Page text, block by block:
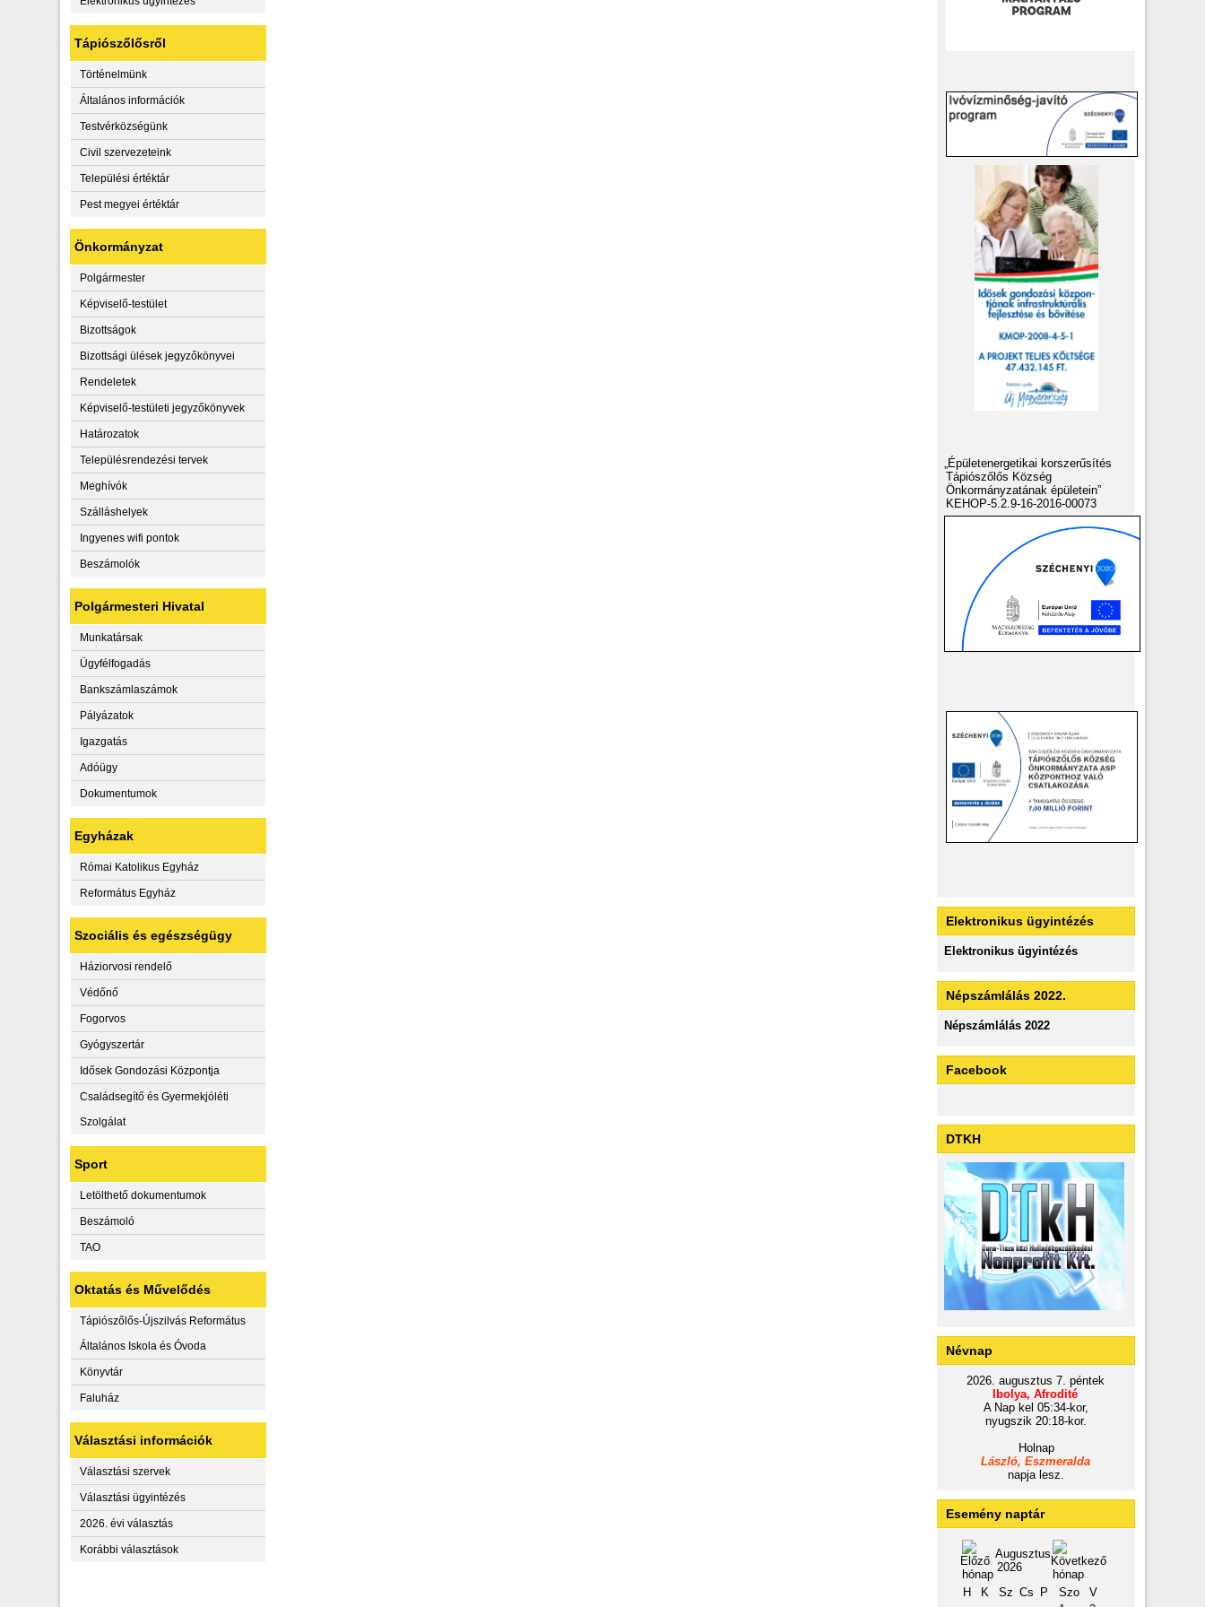
Tápiószőlősről
Történelmünk
Általános információk
Testvérközségünk
Civil szervezeteink
Települési értéktár
Pest megyei értéktár
Önkormányzat
Polgármester
Képviselő-testület
Bizottságok
Bizottsági ülések jegyzőkönyvei
Rendeletek
Képviselő-testületi jegyzőkönyvek
Határozatok
Településrendezési tervek
Meghívók
Szálláshelyek
Ingyenes wifi pontok
Beszámolók
Polgármesteri Hivatal
Munkatársak
Ügyfélfogadás
Bankszámlaszámok
Pályázatok
Igazgatás
Adóügy
Dokumentumok
Egyházak
Római Katolikus Egyház
Református Egyház
Szociális és egészségügy
Háziorvosi rendelő
Védőnő
Fogorvos
Gyógyszertár
Idősek Gondozási Központja
Családsegítő és Gyermekjóléti
Szolgálat
Sport
Letölthető dokumentumok
Beszámoló
TAO
Oktatás és Művelődés
Tápiószőlős-Újszilvás Református
Általános Iskola és Óvoda
Könyvtár
Faluház
Választási információk
Választási szervek
Választási ügyintézés
2026. évi választás
Korábbi választások
„Épületenergetikai korszerűsítés
Tápiószőlős Község
Önkormányzatának épületein”
KEHOP-5.2.9-16-2016-00073
Elektronikus ügyintézés
Elektronikus ügyintézés
Népszámlálás 2022.
Népszámlálás 2022
Facebook
DTKH
Névnap
2026. augusztus 7. péntek
Ibolya, Afrodité
A Nap kel 05:34-kor,
nyugszik 20:18-kor.
Holnap
László, Eszmeralda
napja lesz.
Esemény naptár
Augusztus
2026
H
K Sz Cs P Szo
V